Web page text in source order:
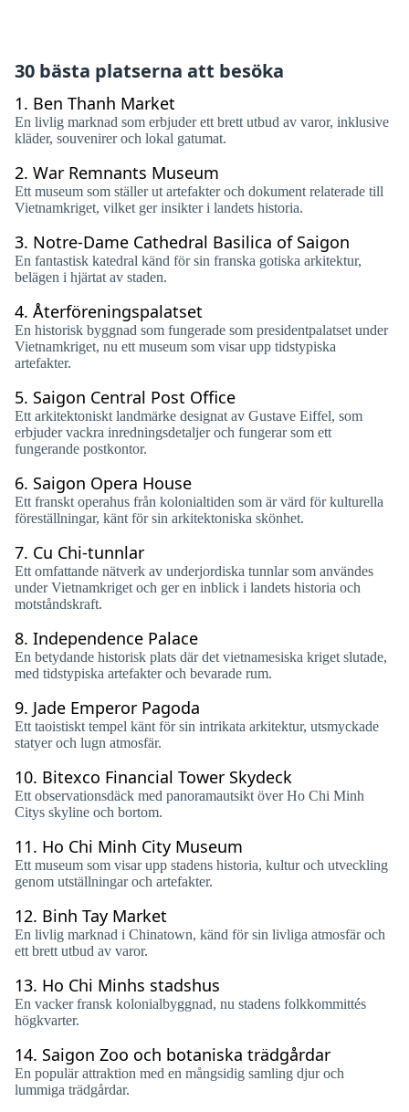
30 bästa platserna att besöka
1. Ben Thanh Market
En livlig marknad som erbjuder ett brett utbud av varor, inklusive
kläder, souvenirer och lokal gatumat.
2. War Remnants Museum
Ett museum som ställer ut artefakter och dokument relaterade till
Vietnamkriget, vilket ger insikter i landets historia.
3. Notre-Dame Cathedral Basilica of Saigon
En fantastisk katedral känd för sin franska gotiska arkitektur,
belägen i hjärtat av staden.
4. Återföreningspalatset
En historisk byggnad som fungerade som presidentpalatset under
Vietnamkriget, nu ett museum som visar upp tidstypiska
artefakter.
5. Saigon Central Post Office
Ett arkitektoniskt landmärke designat av Gustave Eiffel, som
erbjuder vackra inredningsdetaljer och fungerar som ett
fungerande postkontor.
6. Saigon Opera House
Ett franskt operahus från kolonialtiden som är värd för kulturella
föreställningar, känt för sin arkitektoniska skönhet.
7. Cu Chi-tunnlar
Ett omfattande nätverk av underjordiska tunnlar som användes
under Vietnamkriget och ger en inblick i landets historia och
motståndskraft.
8. Independence Palace
En betydande historisk plats där det vietnamesiska kriget slutade,
med tidstypiska artefakter och bevarade rum.
9. Jade Emperor Pagoda
Ett taoistiskt tempel känt för sin intrikata arkitektur, utsmyckade
statyer och lugn atmosfär.
10. Bitexco Financial Tower Skydeck
Ett observationsdäck med panoramautsikt över Ho Chi Minh
Citys skyline och bortom.
11. Ho Chi Minh City Museum
Ett museum som visar upp stadens historia, kultur och utveckling
genom utställningar och artefakter.
12. Binh Tay Market
En livlig marknad i Chinatown, känd för sin livliga atmosfär och
ett brett utbud av varor.
13. Ho Chi Minhs stadshus
En vacker fransk kolonialbyggnad, nu stadens folkkommittés
högkvarter.
14. Saigon Zoo och botaniska trädgårdar
En populär attraktion med en mångsidig samling djur och
lummiga trädgårdar.